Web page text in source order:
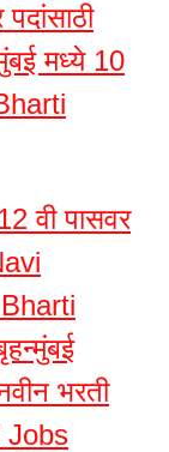
मध्ये 10
वी पासवर
भरती
Jobs